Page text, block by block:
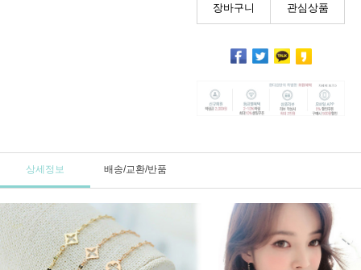
장바구니 관심상품
상세정보 배송/교환/반품